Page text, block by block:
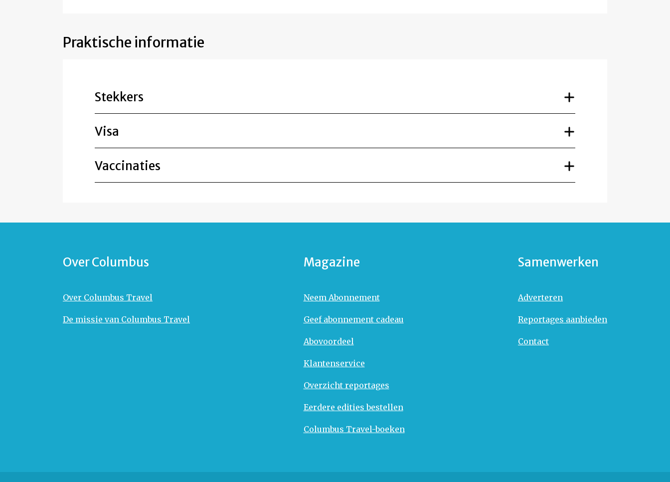
Praktische informatie
Stekkers
Visa
Vaccinaties
Over Columbus
Over Columbus Travel
De missie van Columbus Travel
Magazine
Neem Abonnement
Geef abonnement cadeau
Abovoordeel
Klantenservice
Overzicht reportages
Eerdere edities bestellen
Columbus Travel-boeken
Samenwerken
Adverteren
Reportages aanbieden
Contact